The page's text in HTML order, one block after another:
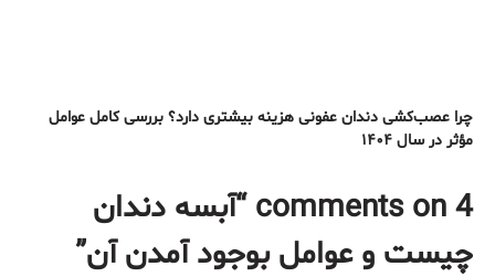
چرا عصب‌کشی دندان عفونی هزینه بیشتری دارد؟ بررسی کامل عوامل
مؤثر در سال ۱۴۰۴
4 comments on “
آبسه دندان
چیست و عوامل بوجود آمدن آن”